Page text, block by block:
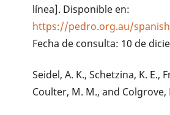
línea]. Disponible en:
https://pedro.org.au/spanish/
Fecha de consulta: 10 de
Seidel, A. K., Schetzina, K. E.,
Coulter, M. M., and Colgrove,